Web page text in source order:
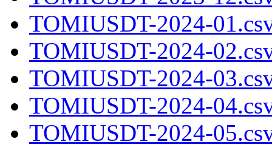
TOMIUSDT-2024-
TOMIUSDT-2024-
TOMIUSDT-2024-
TOMIUSDT-2024-
TOMIUSDT-2024-